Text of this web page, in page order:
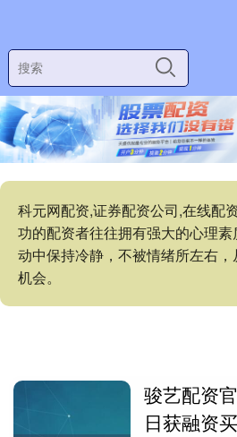
科元网配资,证券配资公司,在线配
功的配资者往往拥有强大的心理
动中保持冷静，不被情绪所左右
机会。
骏艺配资
日获融资